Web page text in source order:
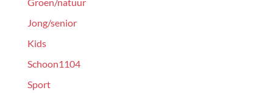
Jong/senior
Kids
Schoon1104
Sport